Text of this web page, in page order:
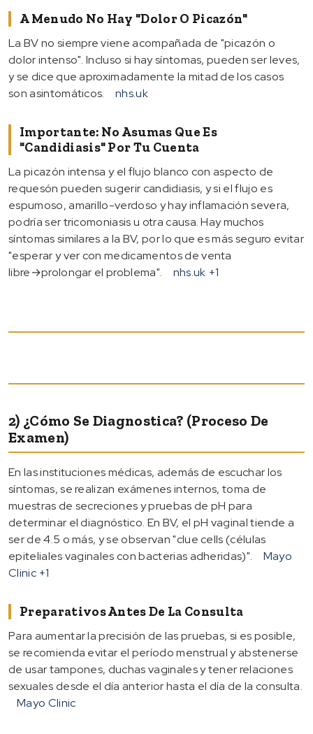
A Menudo No Hay "dolor O Picazón"
La BV no siempre viene acompañada de "picazón o
dolor intenso". Incluso si hay síntomas, pueden ser leves,
y se dice que aproximadamente la mitad de los casos
son asintomáticos.
nhs.uk
Importante: No Asumas Que Es
"candidiasis" Por Tu Cuenta
La picazón intensa y el flujo blanco con aspecto de
requesón pueden sugerir candidiasis, y si el flujo es
espumoso, amarillo-verdoso y hay inflamación severa,
podría ser tricomoniasis u otra causa. Hay muchos
síntomas similares a la BV, por lo que es más seguro evitar
"esperar y ver con medicamentos de venta
libre→prolongar el problema".
nhs.uk +1
2) ¿Cómo Se Diagnostica? (Proceso De
Examen)
En las instituciones médicas, además de escuchar los
síntomas, se realizan exámenes internos, toma de
muestras de secreciones y pruebas de pH para
determinar el diagnóstico. En BV, el pH vaginal tiende a
ser de 4.5 o más, y se observan "clue cells (células
epiteliales vaginales con bacterias adheridas)".
Mayo
Clinic +1
Preparativos Antes De La Consulta
Para aumentar la precisión de las pruebas, si es posible,
se recomienda evitar el período menstrual y abstenerse
de usar tampones, duchas vaginales y tener relaciones
sexuales desde el día anterior hasta el día de la consulta.
Mayo Clinic